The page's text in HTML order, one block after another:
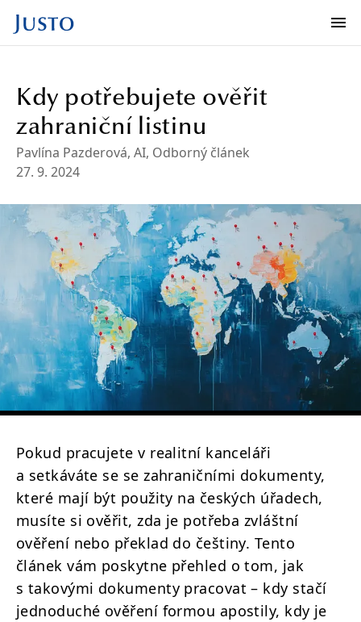
Kdy potřebujete ověřit
zahraniční listinu
Pavlína Pazderová, AI, Odborný článek
27. 9. 2024
Pokud pracujete v realitní kanceláři
a setkáváte se se zahraničními dokumenty,
které mají být použity na českých úřadech,
musíte si ověřit, zda je potřeba zvláštní
ověření nebo překlad do češtiny. Tento
článek vám poskytne přehled o tom, jak
s takovými dokumenty pracovat – kdy stačí
jednoduché ověření formou apostily, kdy je